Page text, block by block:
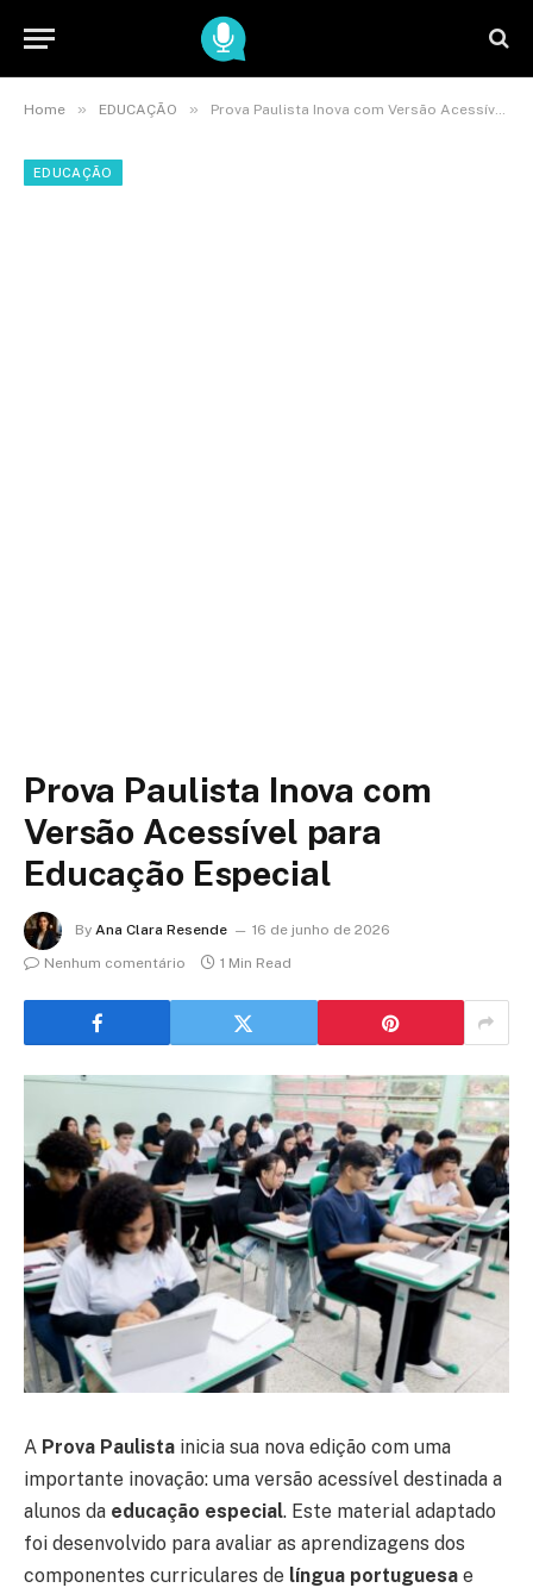
Home » EDUCAÇÃO » Prova Paulista Inova com Versão Acessível para Educação Especial
EDUCAÇÃO
Prova Paulista Inova com
Versão Acessível para
Educação Especial
By Ana Clara Resende
16 de junho de 2026
Nenhum comentário
1 Min Read
A Prova Paulista inicia sua nova edição com uma
importante inovação: uma versão acessível destinada a
alunos da educação especial. Este material adaptado
foi desenvolvido para avaliar as aprendizagens dos
componentes curriculares de língua portuguesa e